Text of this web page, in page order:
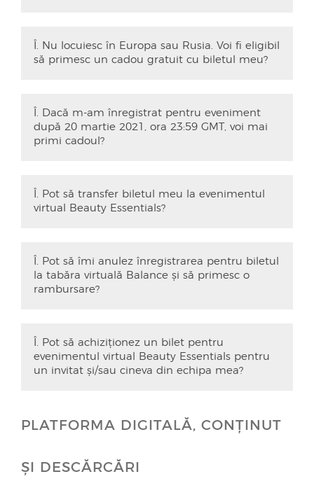
Î. Nu locuiesc în Europa sau Rusia. Voi fi eligibil
să primesc un cadou gratuit cu biletul meu?
Î. Dacă m-am înregistrat pentru eveniment
după 20 martie 2021, ora 23:59 GMT, voi mai
primi cadoul?
Î. Pot să transfer biletul meu la evenimentul
virtual Beauty Essentials?
Î. Pot să îmi anulez înregistrarea pentru biletul
la tabăra virtuală Balance și să primesc o
rambursare?
Î. Pot să achiziționez un bilet pentru
evenimentul virtual Beauty Essentials pentru
un invitat și/sau cineva din echipa mea?
PLATFORMA DIGITALĂ, CONȚINUT
ȘI DESCĂRCĂRI